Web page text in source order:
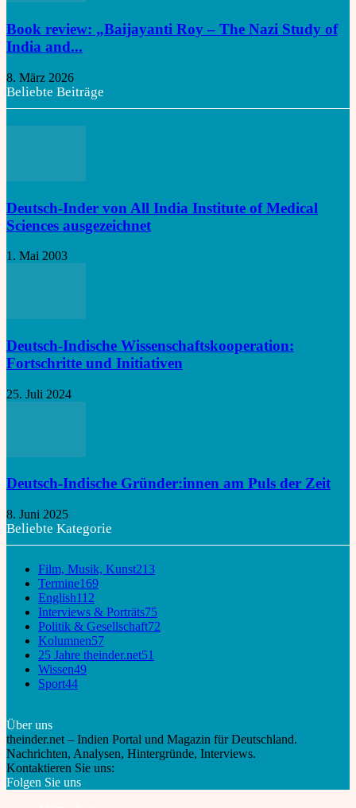
Book review: „Baijayanti Roy – The Nazi Study of
India and...
8. März 2026
Beliebte Beiträge
Deutsch-Inder von All India Institute of Medical
Sciences ausgezeichnet
1. Mai 2003
Deutsch-Indische Wissenschaftskooperation:
Fortschritte und Initiativen
25. Juli 2024
Deutsch-Indische Gründer:innen am Puls der Zeit
8. Juni 2025
Beliebte Kategorie
Film, Musik, Kunst213
Termine169
English112
Interviews & Porträts75
Politik & Gesellschaft72
Kolumnen57
25 Jahre theinder.net51
Wissen49
Sport44
Über uns
theinder.net – Indien Portal und Magazin für Deutschland.
Nachrichten, Analysen, Hintergründe, Interviews.
Kontaktieren Sie uns:
Folgen Sie uns